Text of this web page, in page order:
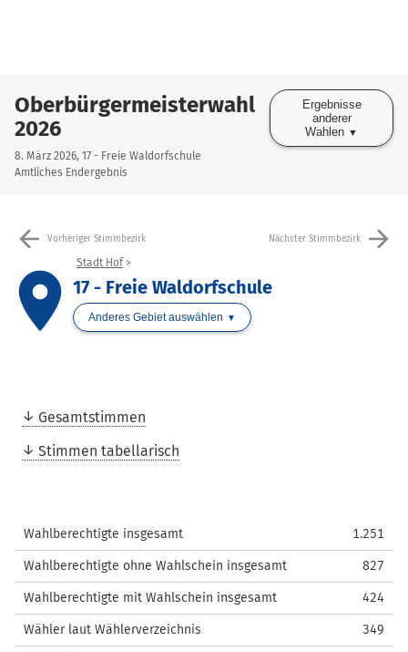
Oberbürgermeisterwahl
2026
8. März 2026, 17 - Freie Waldorfschule
Amtliches Endergebnis
Ergebnisse
anderer
Wahlen
arrow_back Vorheriger Stimmbezirk Nächster Stimmbezirk arrow_forward
place
Stadt Hof
17 - Freie Waldorfschule
Anderes Gebiet auswählen
Gesamtstimmen
Stimmen tabellarisch
Wahlberechtigte insgesamt 1.251
Wahlberechtigte ohne Wahlschein insgesamt 827
Wahlberechtigte mit Wahlschein insgesamt 424
Wähler laut Wählerverzeichnis 349